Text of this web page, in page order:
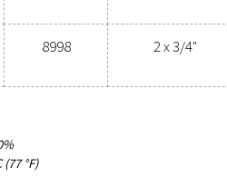
KLIMAAT ZONDER